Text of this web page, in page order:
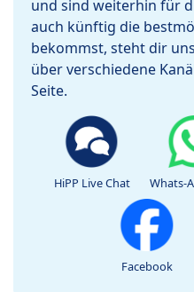
und sind weiterhin für
auch künftig die
bekommst, steht dir
über verschiedene
Seite.
HiPP Live Chat Whats-
Facebook